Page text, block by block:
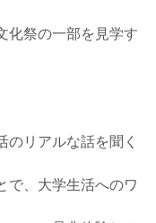
化祭の一部を見学す
のリアルな話を聞く
、 大学生活へのワ